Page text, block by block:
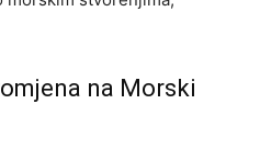
na Morski